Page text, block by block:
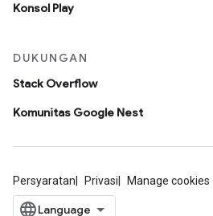
Konsol Play
DUKUNGAN
Stack Overflow
Komunitas Google Nest
Persyaratan Privasi Manage cookies